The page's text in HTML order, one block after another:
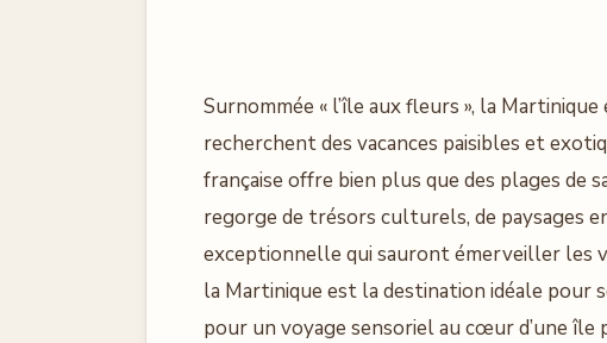
Surnommée « l’île aux fleurs », la
recherchent des vacances paisibles et
française offre bien plus que des plages de
regorge de trésors culturels, de paysages
exceptionnelle qui sauront émerveiller les
la Martinique est la destination idéale pour
pour un voyage sensoriel au cœur d’une île